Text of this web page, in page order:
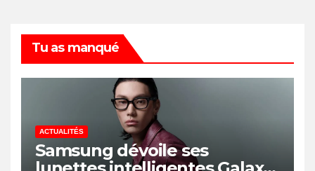
Tu as manqué
ACTUALITÉS
Samsung dévoile ses